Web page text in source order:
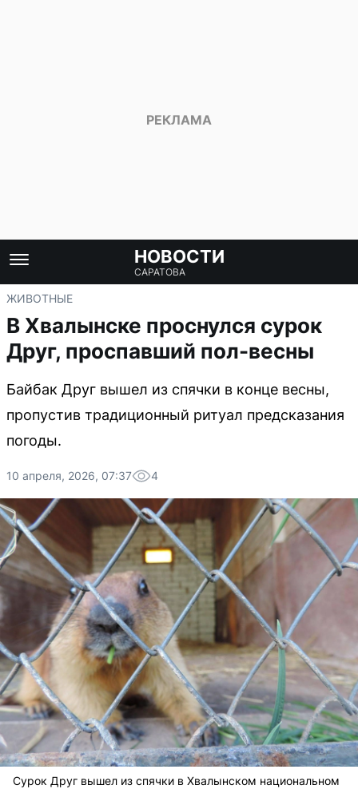
НОВОСТИ
САРАТОВА
ЖИВОТНЫЕ
В Хвалынске проснулся сурок
Друг, проспавший пол-весны
Байбак Друг вышел из спячки в конце весны,
пропустив традиционный ритуал предсказания
погоды.
10 апреля, 2026, 07:37 4
Сурок Друг вышел из спячки в Хвалынском национальном